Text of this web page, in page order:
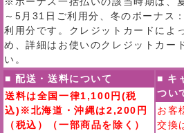
～5月31日ご利用分、冬のボーナス
利用分です。クレジットカードによ
め、詳細はお使いのクレジットカー
い。
■ 配送・送料について
送料は全国一律1,100円(税
込)※北海道・沖縄は2,200円
（税込）（一部商品を除く）
■ キ
つい
お客
交換